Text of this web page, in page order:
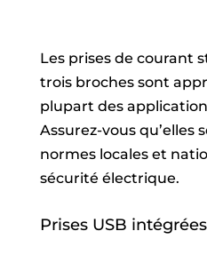
Les prises de courant
trois broches sont
plupart des
Assurez-vous qu’elles
normes locales et
sécurité électrique.
Prises USB intégrées